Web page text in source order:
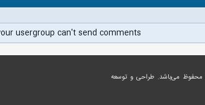
usergroup can't send comments.
محفوظ می‌باشد. طراحی و توسعه